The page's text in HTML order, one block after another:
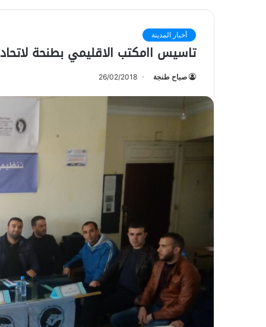
أخبار المدينة
تاسيس اامكتب الاقليمي بطنحة
صباح طنجة 26/02/2018